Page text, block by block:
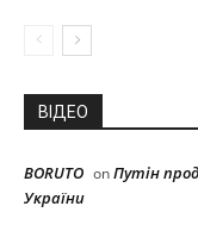
ВІДЕО
BORUTO onПутін
України